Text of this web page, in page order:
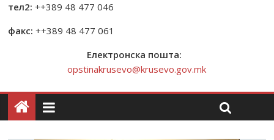
тел2: ++389 48 477 046
факс: ++389 48 477 061
Електронска пошта:
opstinakrusevo@krusevo.gov.mk